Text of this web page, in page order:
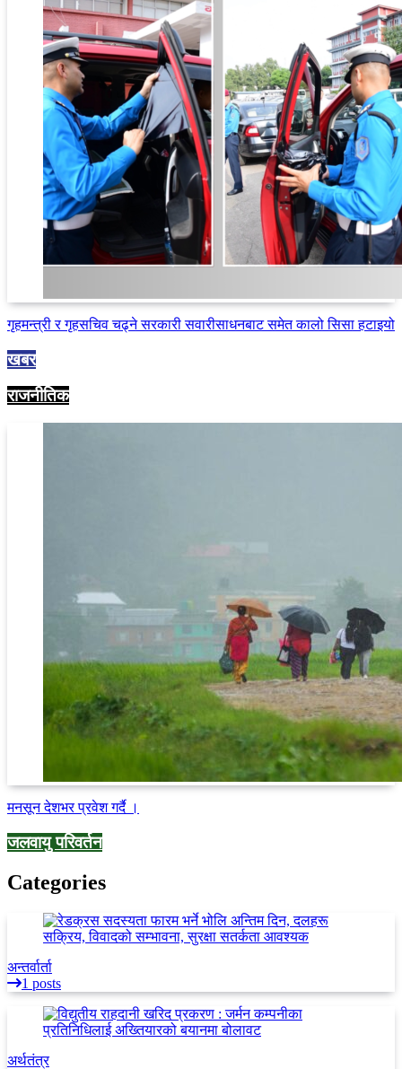
गृहमन्त्री र गृहसचिव चढ्ने सरकारी सवारीसाधनबाट समेत कालो सिसा हटाइयो
खबर
राजनीतिक
मनसून देशभर प्रवेश गर्दै ।
जलवायु परिवर्तन
Categories
अन्तर्वार्ता
1 posts
अर्थतंत्र